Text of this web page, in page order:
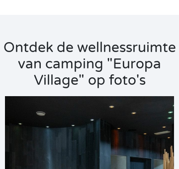
Ontdek de wellnessruimte
van camping "Europa
Village" op foto's